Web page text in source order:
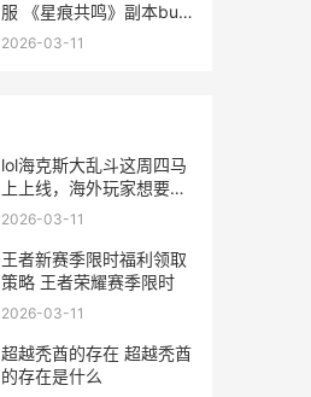
服 《星痕共鸣》副本bug
频出
2026-03-11
lol海克斯大乱斗这周四马
上上线，海外玩家想要回
坑的发现有延迟卡顿该如
时候更新
2026-03-11
王者新赛季限时福利领取
策略 王者荣耀赛季限时
2026-03-11
超越秃酋的存在 超越秃酋
的存在是什么